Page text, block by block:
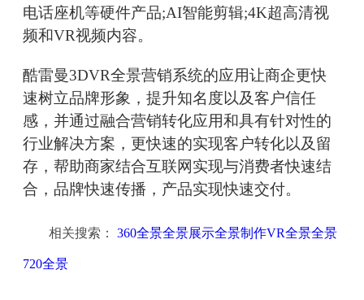
电话座机等硬件产品;AI智能剪辑;4K超高清视
频和VR视频内容。
酷雷曼3DVR全景营销系统的应用让商企更快
速树立品牌形象，提升知名度以及客户信任
感，并通过融合营销转化应用和具有针对性的
行业解决方案，更快速的实现客户转化以及留
存，帮助商家结合互联网实现与消费者快速结
合，品牌快速传播，产品实现快速交付。
相关搜索： 360全景全景展示全景制作VR全景全景
720全景